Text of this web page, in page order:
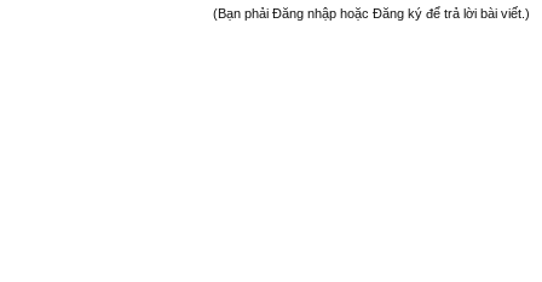
(Bạn phải Đăng nhập hoặc Đăng ký để trả lời bài viết.)